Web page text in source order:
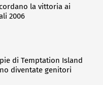
la vittoria ai
2006
di Temptation Island
diventate genitori